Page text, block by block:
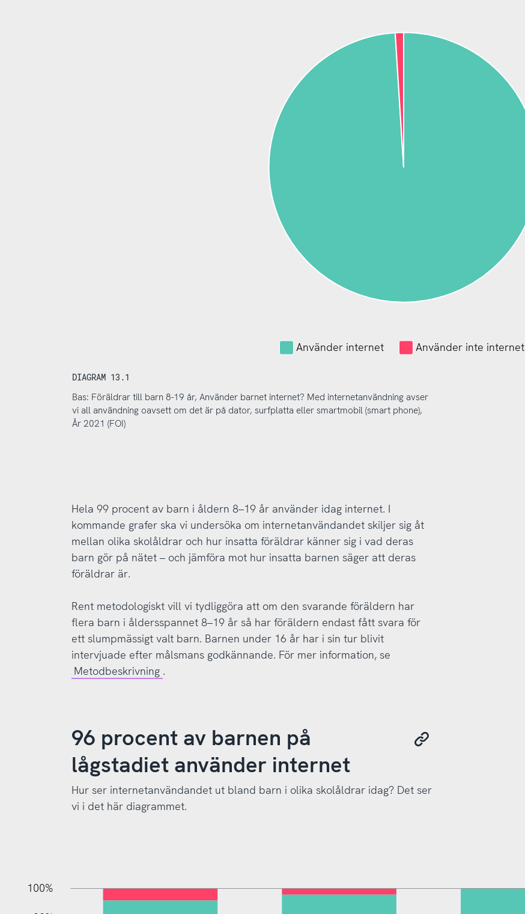
Använder internet Använder inte internet
DIAGRAM 13.1
Bas: Föräldrar till barn 8-19 år, Använder barnet internet? Med internetanvändning avser
vi all användning oavsett om det är på dator, surfplatta eller smartmobil (smart phone),
År 2021 (FOI)
Hela 99 procent av barn i åldern 8–19 år använder idag internet. I
kommande grafer ska vi undersöka om internetanvändandet skiljer sig åt
mellan olika skolåldrar och hur insatta föräldrar känner sig i vad deras
barn gör på nätet – och jämföra mot hur insatta barnen säger att deras
föräldrar är.
Rent metodologiskt vill vi tydliggöra att om den svarande föräldern har
flera barn i åldersspannet 8–19 år så har föräldern endast fått svara för
ett slumpmässigt valt barn. Barnen under 16 år har i sin tur blivit
intervjuade efter målsmans godkännande. För mer information, se
Metodbeskrivning .
96 procent av barnen på
lågstadiet använder internet
Hur ser internetanvändandet ut bland barn i olika skolåldrar idag? Det ser
vi i det här diagrammet.
100%